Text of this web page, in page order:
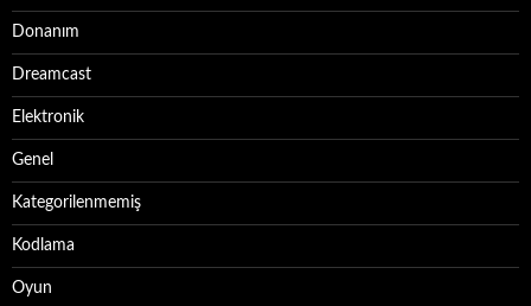
Donanım
Dreamcast
Elektronik
Genel
Kategorilenmemiş
Kodlama
Oyun